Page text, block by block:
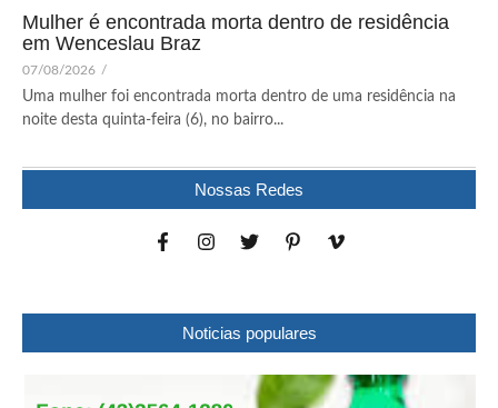
Mulher é encontrada morta dentro de residência
em Wenceslau Braz
07/08/2026 /
Uma mulher foi encontrada morta dentro de uma residência na
noite desta quinta-feira (6), no bairro...
Nossas Redes
Noticias populares